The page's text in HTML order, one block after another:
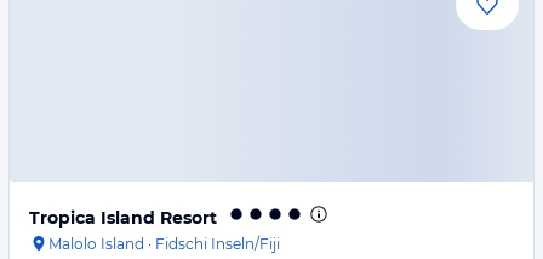
Tropica Island Resort
Malolo Island · Fidschi Inseln/Fiji